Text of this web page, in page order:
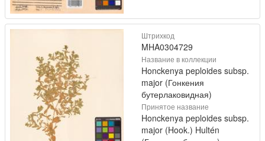
Штрихкод
MHA0304729
Название в коллекции
Honckenya peploides subsp.
major (Гонкения
бутерлаковидная)
Принятое название
Honckenya peploides subsp.
major (Hook.) Hultén